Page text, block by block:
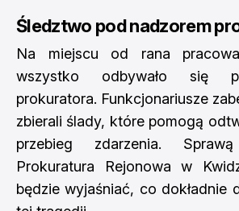
Śledztwo pod nadzorem
Na miejscu od rana
wszystko odbywało się
prokuratora. Funkcjonariusze
zbierali ślady, które pomogą
przebieg zdarzenia.
Prokuratura Rejonowa w
będzie wyjaśniać, co dokładnie